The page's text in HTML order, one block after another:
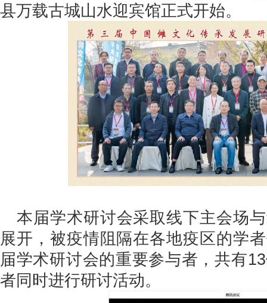
县万载古城山水迎宾馆正式开始。
本届学术研讨会采取线下主会场
展开，被疫情阻隔在各地疫区的学
届学术研讨会的重要参与者，共有
者同时进行研讨活动。